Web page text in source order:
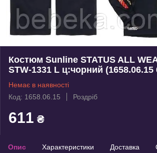
Костюм Sunline STATUS ALL
STW-1331 L ц:чорний (1658.06.15
Немає в наявності
Код: 1658.06.15
Роздріб
611 ₴
Опис Характеристики Доставка